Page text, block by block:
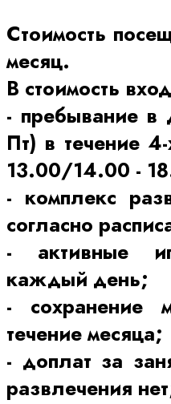
Стоимость
месяц.
В стоимость
- пребывание в
Пт) в течение
13.00/14.00 -
- комплекс
согласно
- активные
каждый день;
- сохранение
течение месяца;
- доплат за
развлечения